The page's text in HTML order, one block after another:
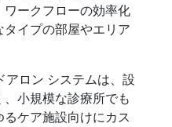
ークフローの効率化
イプの部屋やエリア
アロン システムは、設
小規模な診療所でも
ケア施設向けにカス